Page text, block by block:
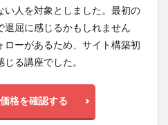
い人を対象としました。最初の
退屈に感じるかもしれません
ーがあるため、サイト構築初
る講座でした。
格を確認する